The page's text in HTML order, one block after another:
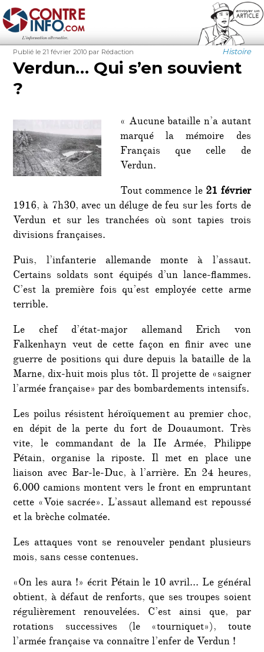
Contre-Info
Publié
le
Publié le 21 février 2010 Auteur
par Rédaction Catégories
Histoire
Verdun… Qui s’en souvient
?
« Aucune bataille n’a autant
marqué la mémoire des
Français que celle de
Verdun.
Tout commence le 21 février
1916, à 7h30, avec un déluge de feu sur les forts de
Verdun et sur les tranchées où sont tapies trois
divisions françaises.
Puis, l’infanterie allemande monte à l’assaut.
Certains soldats sont équipés d’un lance-flammes.
C’est la première fois qu’est employée cette arme
terrible.
Le chef d’état-major allemand Erich von
Falkenhayn veut de cette façon en finir avec une
guerre de positions qui dure depuis la bataille de la
Marne, dix-huit mois plus tôt. Il projette de «saigner
l’armée française» par des bombardements intensifs.
Les poilus résistent héroïquement au premier choc,
en dépit de la perte du fort de Douaumont. Très
vite, le commandant de la IIe Armée, Philippe
Pétain, organise la riposte. Il met en place une
liaison avec Bar-le-Duc, à l’arrière. En 24 heures,
6.000 camions montent vers le front en empruntant
cette «Voie sacrée». L’assaut allemand est repoussé
et la brèche colmatée.
Les attaques vont se renouveler pendant plusieurs
mois, sans cesse contenues.
«On les aura !» écrit Pétain le 10 avril… Le général
obtient, à défaut de renforts, que ses troupes soient
régulièrement renouvelées. C’est ainsi que, par
rotations successives (le «tourniquet»), toute
l’armée française va connaître l’enfer de Verdun !